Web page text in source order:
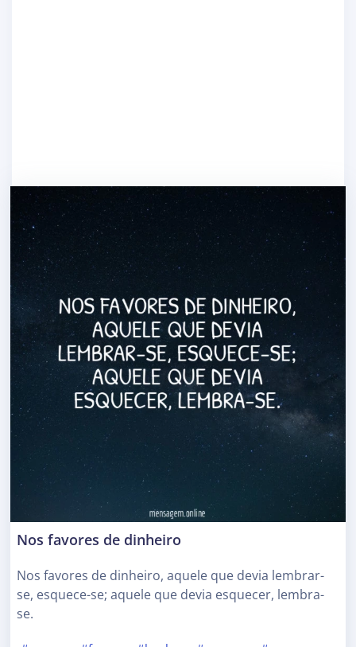
Nos favores de dinheiro
Nos favores de dinheiro, aquele que devia lembrar-
se, esquece-se; aquele que devia esquecer, lembra-
se.